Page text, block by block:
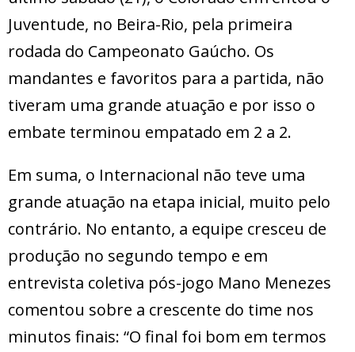
Juventude, no Beira-Rio, pela primeira
rodada do Campeonato Gaúcho. Os
mandantes e favoritos para a partida, não
tiveram uma grande atuação e por isso o
embate terminou empatado em 2 a 2.
Em suma, o Internacional não teve uma
grande atuação na etapa inicial, muito pelo
contrário. No entanto, a equipe cresceu de
produção no segundo tempo e em
entrevista coletiva pós-jogo Mano Menezes
comentou sobre a crescente do time nos
minutos finais: “O final foi bom em termos